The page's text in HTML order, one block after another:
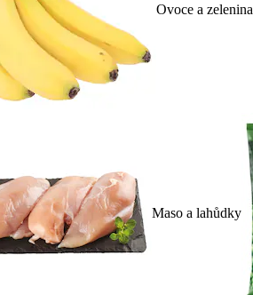
Ovoce a zelenina
Maso a lahůdky